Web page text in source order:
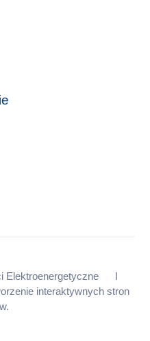
Elektroenergetyczne
interaktywnych stron